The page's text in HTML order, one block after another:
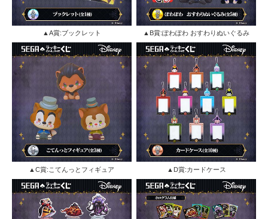
▲A賞:ブックレット ▲B賞:ぽわぽわ おすわりぬいぐるみ
▲C賞:こてんっとフィギュア ▲D賞:カードケース